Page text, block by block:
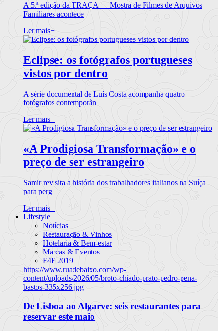
A 5.ª edição da TRAÇA — Mostra de Filmes de Arquivos
Familiares acontece
Ler mais+
Eclipse: os fotógrafos portugueses
vistos por dentro
A série documental de Luís Costa acompanha quatro
fotógrafos contemporân
Ler mais+
«A Prodigiosa Transformação» e o
preço de ser estrangeiro
Samir revisita a história dos trabalhadores italianos na Suíça
para perg
Ler mais+
Lifestyle
Notícias
Restauração & Vinhos
Hotelaria & Bem-estar
Marcas & Eventos
F4F 2019
https://www.ruadebaixo.com/wp-
content/uploads/2026/05/broto-chiado-prato-pedro-pena-
bastos-335x256.jpg
De Lisboa ao Algarve: seis restaurantes para
reservar este maio